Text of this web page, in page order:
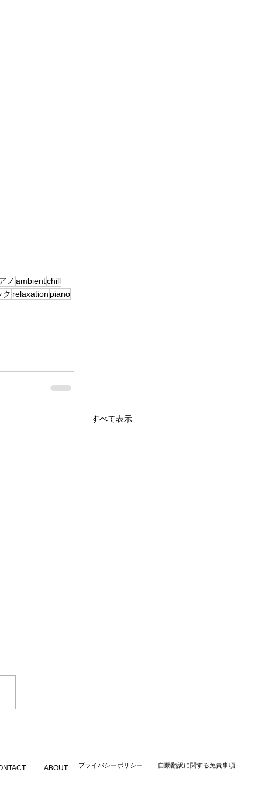
ノ ambientchill
ク relaxation piano
すべて表示
ビエント作品。『In
ABOUT ​プライバシーポリシー 自動翻訳に関する免責事項